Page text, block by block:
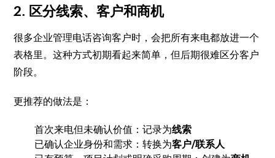
2. 区分线索、客户和商机
很多企业管理电话咨询客户时，会把所有来电都放进一个
表格里。这种方式初期看起来简单，但后期很难区分客户
阶段。
更推荐的做法是：
首次来电但未确认价值：记录为线索
已确认企业身份和需求：转换为客户/联系人